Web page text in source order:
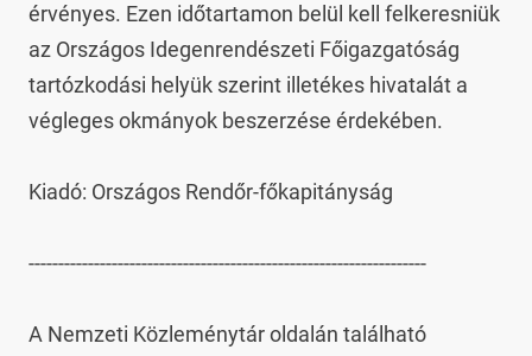
érvényes. Ezen időtartamon belül kell felkeresniük
az Országos Idegenrendészeti Főigazgatóság
tartózkodási helyük szerint illetékes hivatalát a
végleges okmányok beszerzése érdekében.
Kiadó: Országos Rendőr-főkapitányság
-------------------------------------------------------------------
A Nemzeti Közleménytár oldalán található